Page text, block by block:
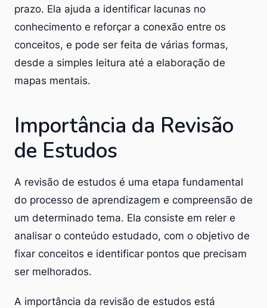
prazo. Ela ajuda a identificar lacunas no
conhecimento e reforçar a conexão entre os
conceitos, e pode ser feita de várias formas,
desde a simples leitura até a elaboração de
mapas mentais.
Importância da Revisão
de Estudos
A revisão de estudos é uma etapa fundamental
do processo de aprendizagem e compreensão de
um determinado tema. Ela consiste em reler e
analisar o conteúdo estudado, com o objetivo de
fixar conceitos e identificar pontos que precisam
ser melhorados.
A importância da revisão de estudos está